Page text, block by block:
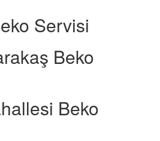
Servisi
Beko
Beko